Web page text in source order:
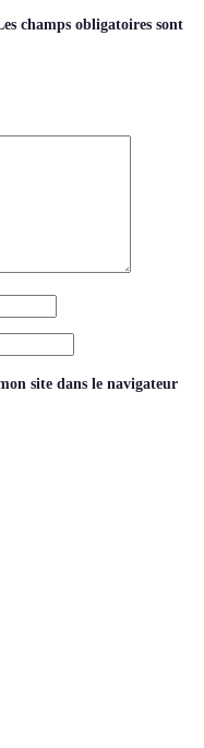
champs obligatoires sont
site dans le navigateur